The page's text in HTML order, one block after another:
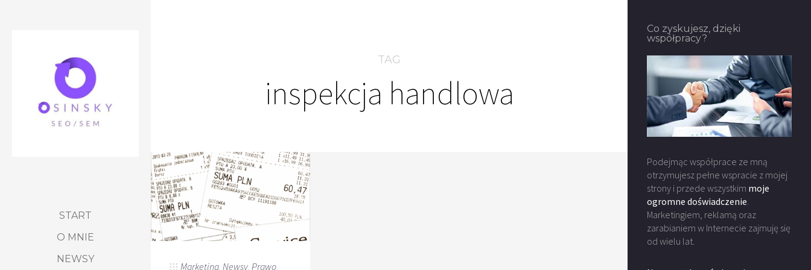
START
O MNIE
NEWSY
TAG
inspekcja handlowa
Marketing, Newsy, Prawo,
Co zyskujesz, dzięki
współpracy?
Podejmąc współprace ze mną
otrzymujesz pełne wspracie z mojej
strony i przede wszystkim moje
ogromne doświadczenie.
Marketingiem, reklamą oraz
zarabianiem w Internecie zajmuję się
od wielu lat.